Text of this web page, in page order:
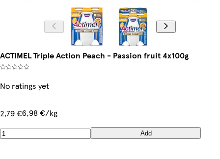
ACTIMEL Triple Action Peach - Passion fruit 4x100g
No ratings yet
2,79 €6,98 €/kg
Add